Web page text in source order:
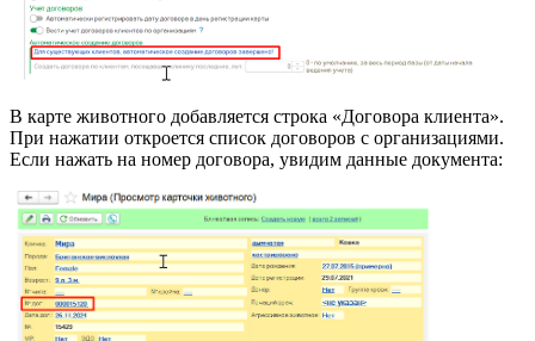
В карте животного добавляется строка «Договора клиента».
При нажатии откроется список договоров с организациями.
Если нажать на номер договора, увидим данные документа: